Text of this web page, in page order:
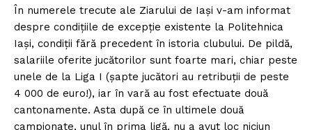
În numerele trecute ale Ziarului de Iaşi v-am informat
despre condiţiile de excepţie existente la Politehnica
Iaşi, condiţii fără precedent în istoria clubului. De pildă,
salariile oferite jucătorilor sunt foarte mari, chiar peste
unele de la Liga I (şapte jucători au retribuţii de peste
4 000 de euro!), iar în vară au fost efectuate două
cantonamente. Asta după ce în ultimele două
campionate, unul în prima ligă, nu a avut loc niciun